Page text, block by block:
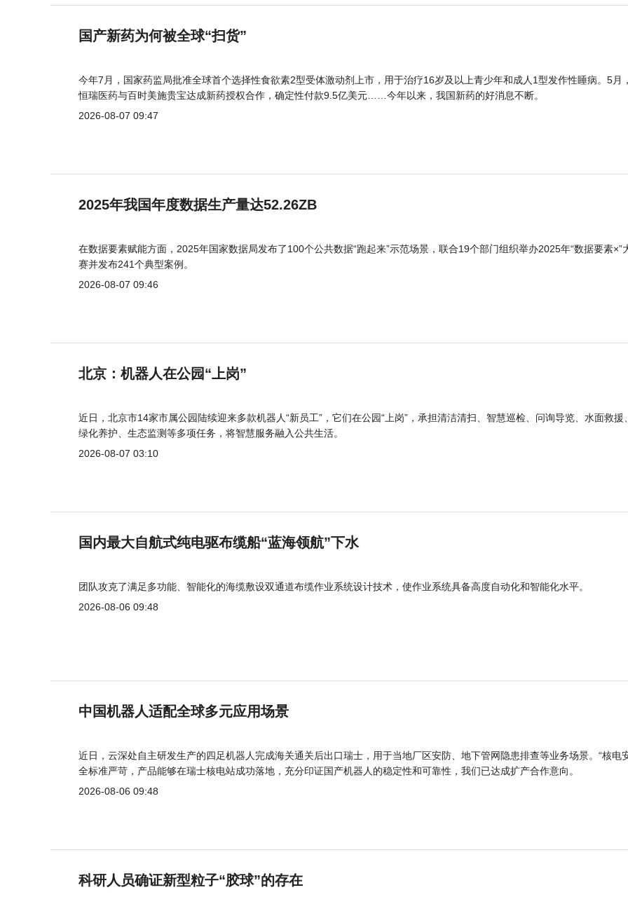
国产新药为何被全球“扫货”
今年7月，国家药监局批准全球首个选择性食欲素2型受体激动剂上市，用于治疗16岁及以上青少年和成人1型发作性睡病。5月
恒瑞医药与百时美施贵宝达成新药授权合作，确定性付款9.5亿美元……今年以来，我国新药的好消息不断。
2026-08-07 09:47
2025年我国年度数据生产量达52.26ZB
在数据要素赋能方面，2025年国家数据局发布了100个公共数据“跑起来”示范场景，联合19个部门组织举办2025年“数据要素×”
赛并发布241个典型案例。
2026-08-07 09:46
北京：机器人在公园“上岗”
近日，北京市14家市属公园陆续迎来多款机器人“新员工”，它们在公园“上岗”，承担清洁清扫、智慧巡检、问询导览、水面救援
绿化养护、生态监测等多项任务，将智慧服务融入公共生活。
2026-08-07 03:10
国内最大自航式纯电驱布缆船“蓝海领航”下水
团队攻克了满足多功能、智能化的海缆敷设双通道布缆作业系统设计技术，使作业系统具备高度自动化和智能化水平。
2026-08-06 09:48
中国机器人适配全球多元应用场景
近日，云深处自主研发生产的四足机器人完成海关通关后出口瑞士，用于当地厂区安防、地下管网隐患排查等业务场景。“核电
全标准严苛，产品能够在瑞士核电站成功落地，充分印证国产机器人的稳定性和可靠性，我们已达成扩产合作意向。
2026-08-06 09:48
科研人员确证新型粒子“胶球”的存在